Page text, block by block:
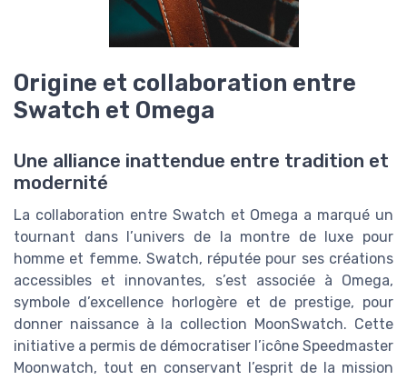
Origine et collaboration entre
Swatch et Omega
Une alliance inattendue entre tradition et
modernité
La collaboration entre Swatch et Omega a marqué un
tournant dans l’univers de la montre de luxe pour
homme et femme. Swatch, réputée pour ses créations
accessibles et innovantes, s’est associée à Omega,
symbole d’excellence horlogère et de prestige, pour
donner naissance à la collection MoonSwatch. Cette
initiative a permis de démocratiser l’icône Speedmaster
Moonwatch, tout en conservant l’esprit de la mission